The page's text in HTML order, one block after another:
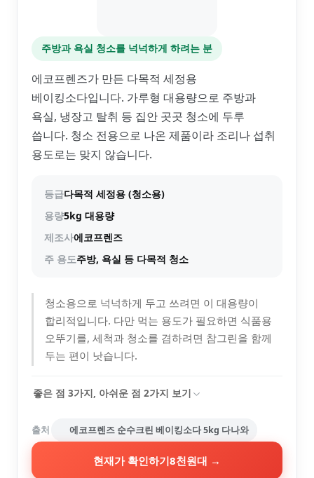
주방과 욕실 청소를 넉넉하게 하려는 분
에코프렌즈가 만든 다목적 세정용
베이킹소다입니다. 가루형 대용량으로 주방과
욕실, 냉장고 탈취 등 집안 곳곳 청소에 두루
씁니다. 청소 전용으로 나온 제품이라 조리나 섭취
용도로는 맞지 않습니다.
등급다목적 세정용 (청소용)
용량5kg 대용량
제조사에코프렌즈
주 용도주방, 욕실 등 다목적 청소
청소용으로 넉넉하게 두고 쓰려면 이 대용량이
합리적입니다. 다만 먹는 용도가 필요하면 식품용
오뚜기를, 세척과 청소를 겸하려면 참그린을 함께
두는 편이 낫습니다.
좋은 점 3가지, 아쉬운 점 2가지 보기
출처 에코프렌즈 순수크린 베이킹소다 5kg 다나와
현재가 확인하기8천원대 →